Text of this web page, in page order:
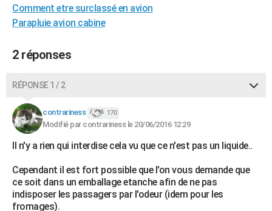
GUIDES D'ACHAT
CARTE DE VOEUX
Carte de Noël
Carte Bonne année
Carte Saint-Valentin
Carte Pâques
Carte d'anniversaire
DICTIONNAIRE
Dictionnaire
Biographies
Citations
Expressions
Proverbes
PROGRAMME TV
COPAINS D'AVANT
FORUM
Bricolage
Lifestyle
Culture
Sport
Auto
Television
Voyage
Cinema
Comment etre surclassé en avion
Parapluie avion cabine
2 réponses
RÉPONSE 1 / 2
contrariness 170
Modifié par contrariness le 20/06/2016 12:29
Il n'y a rien qui interdise cela vu que ce n'est pas un liquide..
Cependant il est fort possible que l'on vous demande que
ce soit dans un emballage etanche afin de ne pas
indisposer les passagers par l'odeur (idem pour les
fromages).